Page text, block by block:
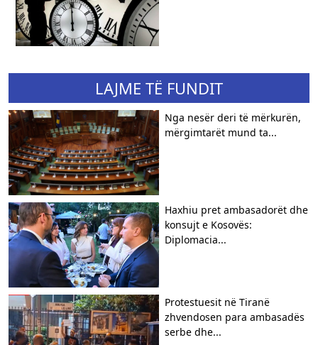
LAJME TË FUNDIT
Nga nesër deri të mërkurën,
mërgimtarët mund ta...
Haxhiu pret ambasadorët dhe
konsujt e Kosovës:
Diplomacia...
Protestuesit në Tiranë
zhvendosen para ambasadës
serbe dhe...